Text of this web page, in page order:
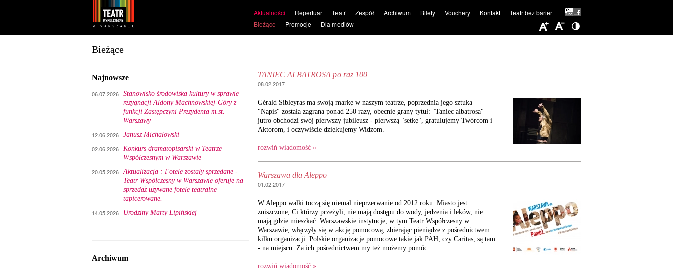
Aktualności
Bieżące
Promocje Dla mediów
Repertuar Teatr Zespół Archiwum Bilety Vouchery Kontakt Teatr bez barier
Bieżące
Najnowsze
06.07.2026 Stanowisko środowiska kultury w sprawie
rezygnacji Aldony Machnowskiej-Góry z
funkcji Zastępczyni Prezydenta m.st.
Warszawy
12.06.2026 Janusz Michałowski
02.06.2026 Konkurs dramatopisarski w Teatrze
Współczesnym w Warszawie
20.05.2026 Aktualizacja : Fotele zostały sprzedane -
Teatr Współczesny w Warszawie oferuje na
sprzedaż używane fotele teatralne
tapicerowane.
14.05.2026 Urodziny Marty Lipińskiej
Archiwum
TANIEC ALBATROSA po raz 100
08.02.2017
Gérald Sibleyras ma swoją markę w naszym teatrze, poprzednia jego sztuka
"Napis" została zagrana ponad 250 razy, obecnie grany tytuł: "Taniec albatrosa"
jutro obchodzi swój pierwszy jubileusz - pierwszą "setkę", gratulujemy Twórcom i
Aktorom, i oczywiście dziękujemy Widzom.
rozwiń wiadomość »
Warszawa dla Aleppo
01.02.2017
W Aleppo walki toczą się niemal nieprzerwanie od 2012 roku. Miasto jest
zniszczone, Ci którzy przeżyli, nie mają dostępu do wody, jedzenia i leków, nie
mają gdzie mieszkać. Warszawskie instytucje, w tym Teatr Współczesny w
Warszawie, włączyły się w akcję pomocową, zbierając pieniądze z pośrednictwem
kilku organizacji. Polskie organizacje pomocowe takie jak PAH, czy Caritas, są tam
- na miejscu. Za ich pośrednictwem my też możemy pomóc.
rozwiń wiadomość »